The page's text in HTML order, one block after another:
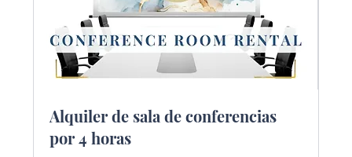
Alquiler de sala de conferencias
por 4 horas